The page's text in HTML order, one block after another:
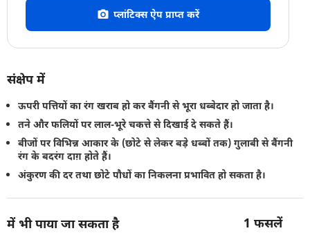
प्लांटिक्स ऐप प्राप्त करें
संक्षेप में
ऊपरी पत्तियों का रंग खराब हो कर बैंगनी से भूरा धब्बेदार हो जाता है।
तने और फलियों पर लाल-भूरे चकत्ते से दिखाई दे सकते हैं।
बीजों पर विभिन्न आकार के (छोटे से लेकर बड़े धब्बों तक) गुलाबी से बैंगनी
रंग के बदरंग दाग़ होते हैं।
अंकुरण की दर तथा छोटे पौधों का निकलना प्रभावित हो सकता है।
में भी पाया जा सकता है 1 फसलें